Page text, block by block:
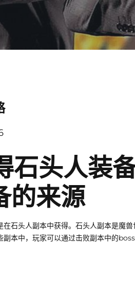
石头人装
的来源
石头人副本中获得。石头人副本是魔
本中，玩家可以通过击败副本中的